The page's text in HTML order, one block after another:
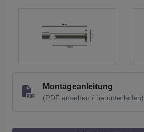
Montageanleitung
(PDF ansehen / herunterladen)